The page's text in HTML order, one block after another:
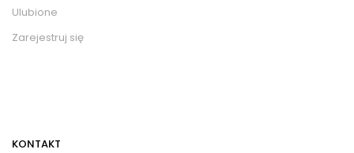
Ulubione
Zarejestruj się
KONTAKT